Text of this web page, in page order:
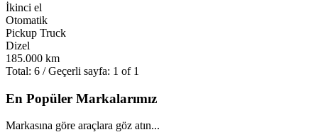
İkinci el
Otomatik
Pickup Truck
Dizel
185.000 km
Total: 6 / Geçerli sayfa: 1 of 1
En Popüler Markalarımız
Markasına göre araçlara göz atın...